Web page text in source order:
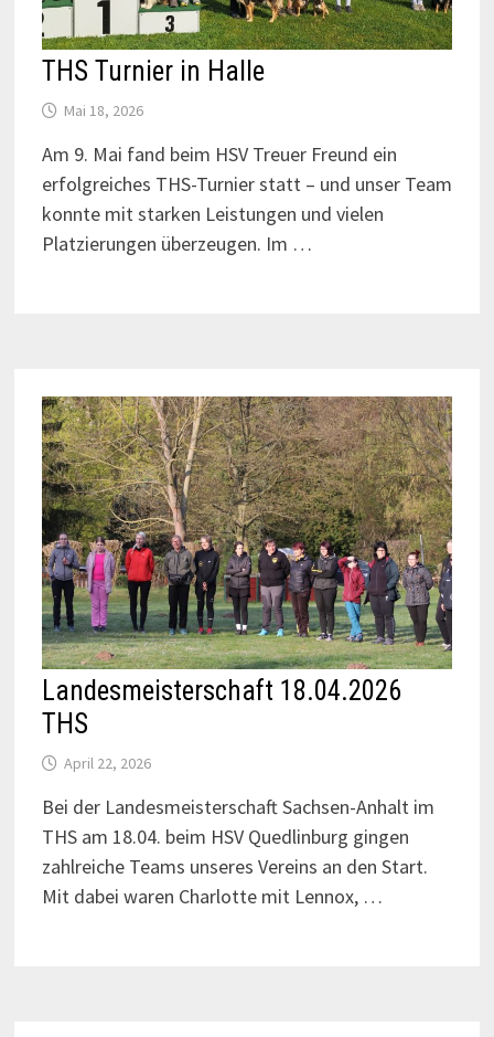
THS Turnier in Halle
Mai 18, 2026
Am 9. Mai fand beim HSV Treuer Freund ein
erfolgreiches THS-Turnier statt – und unser Team
konnte mit starken Leistungen und vielen
Platzierungen überzeugen. Im …
Landesmeisterschaft 18.04.2026
THS
April 22, 2026
Bei der Landesmeisterschaft Sachsen-Anhalt im
THS am 18.04. beim HSV Quedlinburg gingen
zahlreiche Teams unseres Vereins an den Start.
Mit dabei waren Charlotte mit Lennox, …